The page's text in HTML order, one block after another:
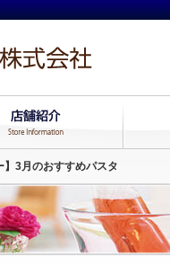
】3月のおすすめパスタ